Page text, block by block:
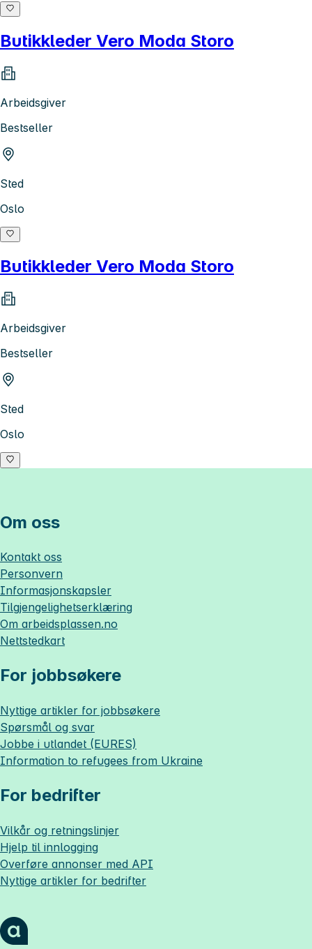
Butikkleder Vero Moda Storo
Arbeidsgiver
Bestseller
Sted
Oslo
Butikkleder Vero Moda Storo
Arbeidsgiver
Bestseller
Sted
Oslo
Om oss
Kontakt oss
Personvern
Informasjonskapsler
Tilgjengelighetserklæring
Om arbeidsplassen.no
Nettstedkart
For jobbsøkere
Nyttige artikler for jobbsøkere
Spørsmål og svar
Jobbe i utlandet (EURES)
Information to refugees from Ukraine
For bedrifter
Vilkår og retningslinjer
Hjelp til innlogging
Overføre annonser med API
Nyttige artikler for bedrifter